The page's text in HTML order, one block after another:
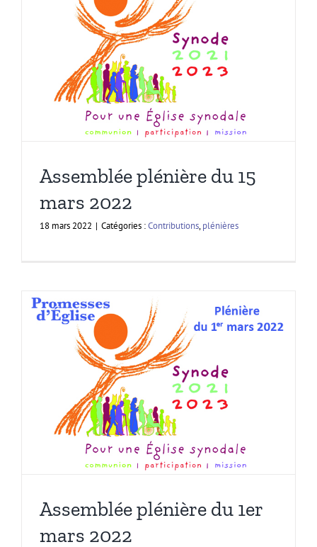
Assemblée plénière du 15
mars 2022
18 mars 2022 | Catégories :Contributions,plénières
Assemblée plénière du 1er
mars 2022